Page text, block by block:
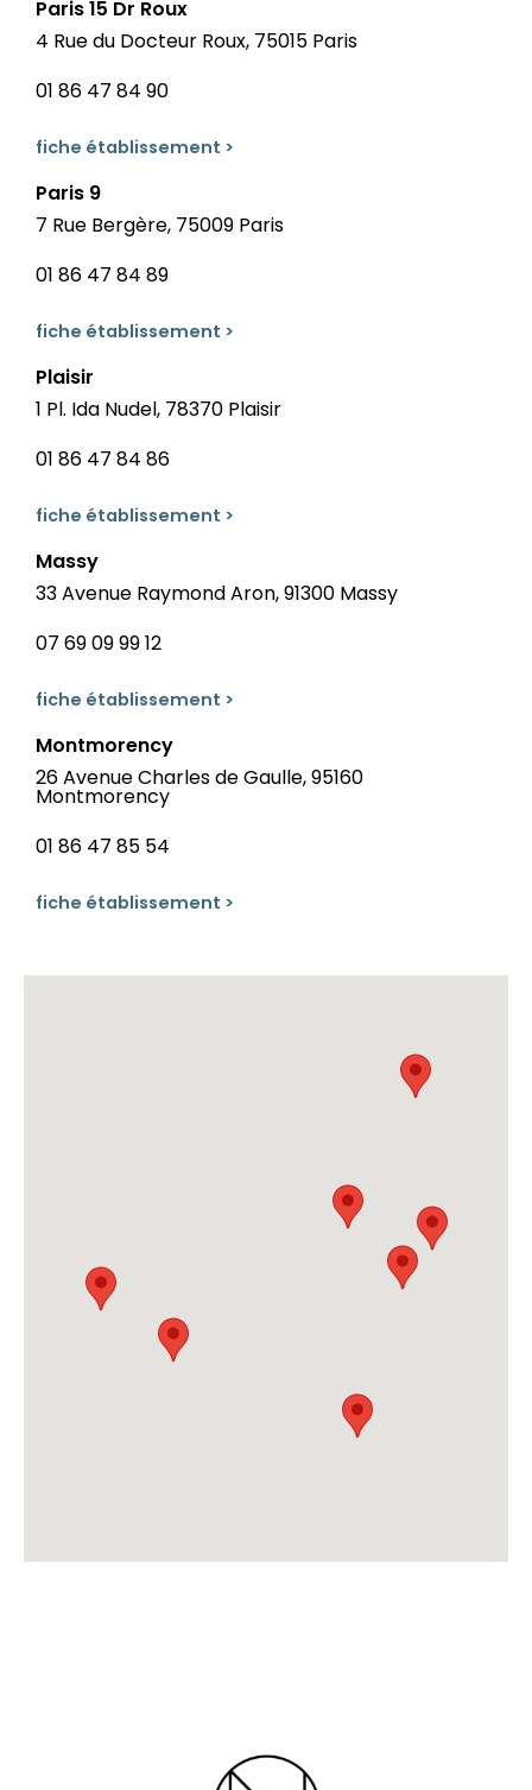
Paris 15 Dr Roux
4 Rue du Docteur Roux, 75015 Paris
01 86 47 84 90
fiche établissement >
Paris 9
7 Rue Bergère, 75009 Paris
01 86 47 84 89
fiche établissement >
Plaisir
1 Pl. Ida Nudel, 78370 Plaisir
01 86 47 84 86
fiche établissement >
Massy
33 Avenue Raymond Aron, 91300 Massy
07 69 09 99 12
fiche établissement >
Montmorency
26 Avenue Charles de Gaulle, 95160
Montmorency
01 86 47 85 54
fiche établissement >